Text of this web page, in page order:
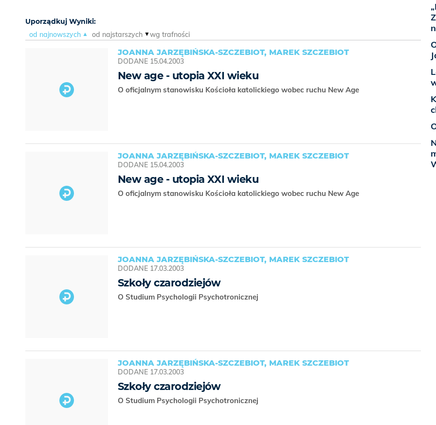
Uporządkuj Wyniki:
od najnowszych
od najstarszych wg trafności
JOANNA JARZĘBIŃSKA-SZCZEBIOT, MAREK SZCZEBIOT
DODANE 15.04.2003
New age - utopia XXI wieku
O oficjalnym stanowisku Kościoła katolickiego wobec ruchu New Age
JOANNA JARZĘBIŃSKA-SZCZEBIOT, MAREK SZCZEBIOT
DODANE 15.04.2003
New age - utopia XXI wieku
O oficjalnym stanowisku Kościoła katolickiego wobec ruchu New Age
JOANNA JARZĘBIŃSKA-SZCZEBIOT, MAREK SZCZEBIOT
DODANE 17.03.2003
Szkoły czarodziejów
O Studium Psychologii Psychotronicznej
JOANNA JARZĘBIŃSKA-SZCZEBIOT, MAREK SZCZEBIOT
DODANE 17.03.2003
Szkoły czarodziejów
O Studium Psychologii Psychotronicznej